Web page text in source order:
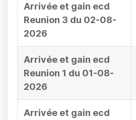
Arrivée et gain ecd
Reunion 3 du 02-08-
2026
Arrivée et gain ecd
Reunion 1 du 01-08-
2026
Arrivée et gain ecd